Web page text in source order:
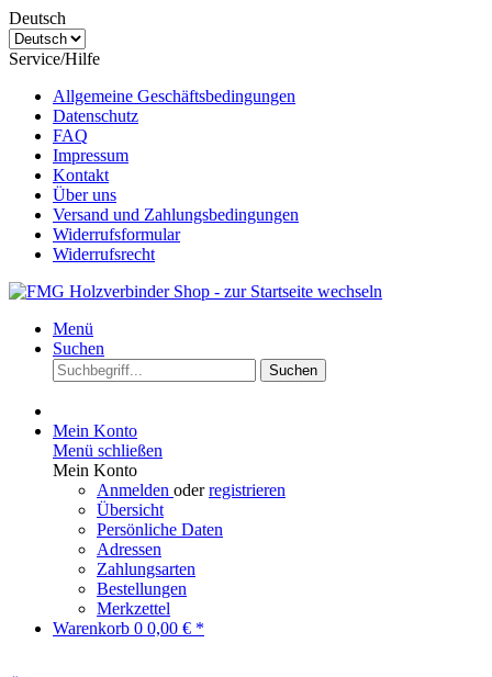
Deutsch
Service/Hilfe
Allgemeine Geschäftsbedingungen
Datenschutz
FAQ
Impressum
Kontakt
Über uns
Versand und Zahlungsbedingungen
Widerrufsformular
Widerrufsrecht
Menü
Suchen
Suchen
Mein Konto
Menü schließen
Mein Konto
Anmelden oderregistrieren
Übersicht
Persönliche Daten
Adressen
Zahlungsarten
Bestellungen
Merkzettel
Warenkorb 0 0,00 € *